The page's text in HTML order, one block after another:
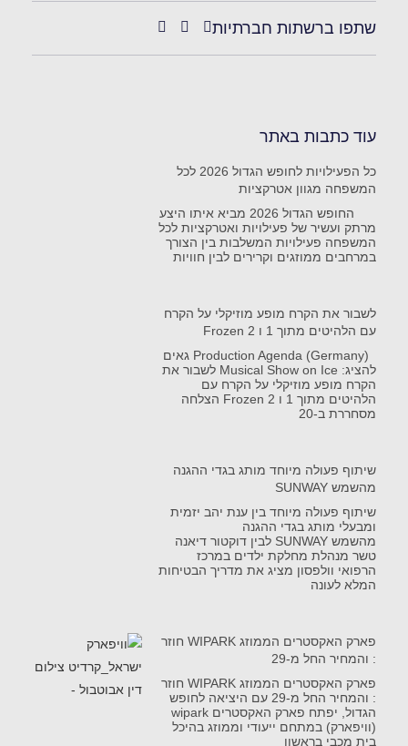
שתפו ברשתות חברתיות
עוד כתבות באתר
כל הפעילויות לחופש הגדול 2026 לכל
המשפחה מגוון אטרקציות
החופש הגדול 2026 מביא איתו היצע
מרתק ועשיר של פעילויות ואטרקציות לכל
המשפחה פעילויות המשלבות בין הצורך
במרחבים ממוזגים וקרירים לבין חוויות
לשבור את הקרח מופע מוזיקלי על הקרח
עם הלהיטים מתוך 1 ו Frozen 2
Production Agenda (Germany) גאים
להציג: Musical Show on Ice לשבור את
הקרח מופע מוזיקלי על הקרח עם
הלהיטים מתוך 1 ו Frozen 2 הצלחה
מסחררת ב-20
שיתוף פעולה מיוחד מותג בגדי ההגנה
מהשמש SUNWAY
שיתוף פעולה מיוחד בין ענת יהב יזמית
ומבעלי מותג בגדי ההגנה
מהשמש SUNWAY לבין דוקטור דיאנה
טשר מנהלת מחלקת ילדים במרכז
הרפואי וולפסון מציג את מדריך הבטיחות
המלא לעונה
פארק האקסטרים הממוזג WIPARK חוזר
: והמחיר החל מ-29
פארק האקסטרים הממוזג WIPARK חוזר
: והמחיר החל מ-29 עם היציאה לחופש
הגדול, יפתח פארק האקסטרים wipark
(וויפארק) במתחם ייעודי וממוזג בהיכל
בית מכבי בראשון